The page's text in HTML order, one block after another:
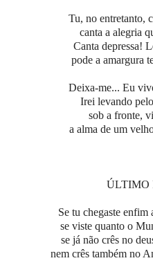
Tu, no entretanto,
canta a alegria
Canta depressa!
pode a amargura
Deixa-me... Eu
Irei levando
sob a fronte,
a alma de um
ÚLTIMO
Se tu chegaste enfim
se viste quanto o
se já não crês no
nem crês também no